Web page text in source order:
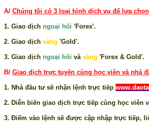
A/ Chúng tôi có 3 loại hình dịch vụ để lựa chọn
1. Giao dịch ngoại hối 'Forex'.
2. Giao dịch vàng 'Gold'.
3. Giao dịch ngoại hối và vàng 'Forex & Gold'.
B/ Giao dịch trực tuyến cùng học viên và nhà
1. Nhà đầu tư sẽ nhận lệnh trực tiếp
2. Diễn biến giao dịch trực tiếp cùng học viên
3. Điểm vào lệnh sẽ được cập nhập trực tiếp,